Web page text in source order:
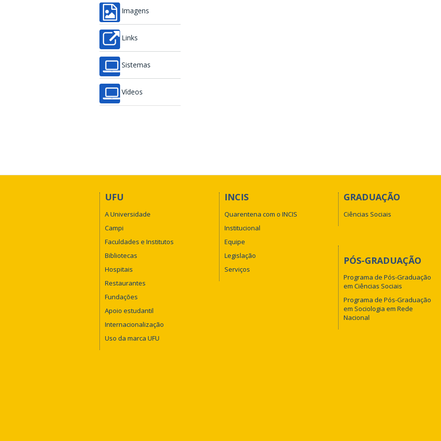
Imagens
Links
Sistemas
Vídeos
UFU
A Universidade
Campi
Faculdades e Institutos
Bibliotecas
Hospitais
Restaurantes
Fundações
Apoio estudantil
Internacionalização
Uso da marca UFU
INCIS
Quarentena com o INCIS
Institucional
Equipe
Legislação
Serviços
GRADUAÇÃO
Ciências Sociais
PÓS-GRADUAÇÃO
Programa de Pós-Graduação
em Ciências Sociais
Programa de Pós-Graduação
em Sociologia em Rede
Nacional